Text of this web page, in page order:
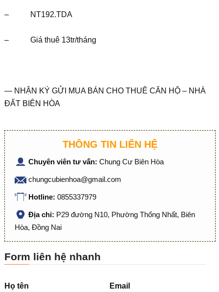
– NT192.TDA
– Giá thuê 13tr/tháng
— NHẬN KÝ GỬI MUA BÁN CHO THUÊ CĂN HỘ – NHÀ
ĐẤT BIÊN HÒA
THÔNG TIN LIÊN HỆ
Chuyên viên tư vấn: Chung Cư Biên Hòa
chungcubienhoa@gmail.com
Hotline: 0855337979
Địa chỉ: P29 đường N10, Phường Thống Nhất, Biên
Hòa, Đồng Nai
Form liên hệ nhanh
Họ tên Email